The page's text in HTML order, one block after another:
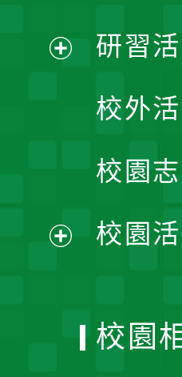
單
研習
校外
校園
校園
校園